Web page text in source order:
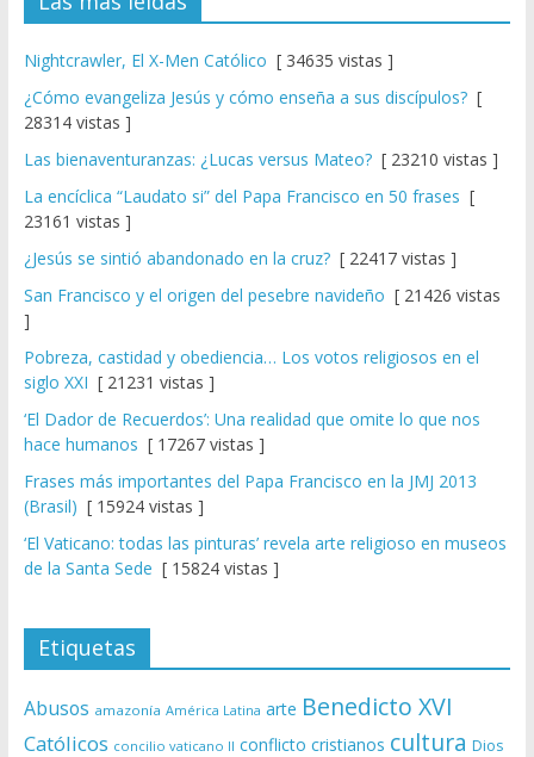
Nightcrawler, El X-Men Católico [ 34635 vistas ]
¿Cómo evangeliza Jesús y cómo enseña a sus discípulos?[
28314 vistas ]
Las bienaventuranzas: ¿Lucas versus Mateo?[ 23210 vistas ]
La encíclica “Laudato si” del Papa Francisco en 50 frases [
23161 vistas ]
¿Jesús se sintió abandonado en la cruz?[ 22417 vistas ]
San Francisco y el origen del pesebre navideño [ 21426 vistas
]
Pobreza, castidad y obediencia… Los votos religiosos en el
siglo XXI [ 21231 vistas ]
‘El Dador de Recuerdos’: Una realidad que omite lo que nos
hace humanos [ 17267 vistas ]
Frases más importantes del Papa Francisco en la JMJ 2013
(Brasil) [ 15924 vistas ]
‘El Vaticano: todas las pinturas’ revela arte religioso en museos
de la Santa Sede [ 15824 vistas ]
Etiquetas
Abusos amazonía América Latina arte Benedicto XVI
Católicos concilio vaticano II conflicto cristianos cultura Dios